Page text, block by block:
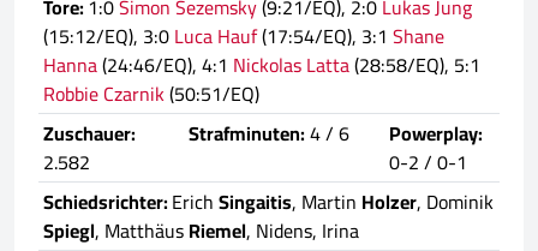
Tore:1:0Simon Sezemsky(9:21/EQ), 2:0Lukas Jung
(15:12/EQ), 3:0Luca Hauf(17:54/EQ), 3:1 Shane
Hanna(24:46/EQ), 4:1 Nickolas Latta(28:58/EQ), 5:1
Robbie Czarnik(50:51/EQ)
Zuschauer:
2.582
Strafminuten:4 / 6
Powerplay:
0-2 / 0-1
Schiedsrichter:ErichSingaitis, Martin Holzer, Dominik
Spiegl, MatthäusRiemel, Nidens, Irina